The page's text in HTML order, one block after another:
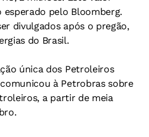
esperado pelo Bloomberg.
divulgados após o pregão,
do Brasil.
única dos Petroleiros
à Petrobras sobre
a partir de meia